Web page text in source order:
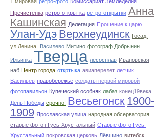
Пречистенка ретро-открытка ретро-открытки Анна
Кашинская Делегация Прошение к царю
Улан-Удэ Верхнеудинск Госад.
ул.Ленина.
Василево Митино фотограф Добрынин
Ильинка Тверца лесосплав Ивановская
наб Центр города откртыка авиаперелет летчик
Васильев правобережье солдаты первой мировой
фотопавильон Купеческий особняк лабаз конец19века
День Победы срочно! Весьегонск 1900-
1909 Ярославская улица народная обсерватория.
старые фото г.Гусь-Хрустальный Старые фото Гусь-
Хрустальный покровская церковь Лёвшино витебск